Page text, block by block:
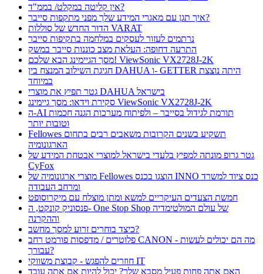
אין קליטה במקלט/ בממ"ד?
איך תגן עם מאגרי המידע שלך מפני מתקפות סייבר?
הדור החדש של סוללות VARAT
נרתמים לעזור לעסקים במלחמה בתקיפות סייבר
התרעה דחופה: העלאת מצב כוננות סייבר במשק
מסך הגיימינג הבא שלכם! ViewSonic VX2728J-2K
חגיגת השילוב המנצח בין DAHUA ו- GETTER היתה נוצצת
במיוחד
גטר תפיץ את מוצרי DAHUA בישראל
סקירת וידאו: מסך גיימינג ViewSonic VX2728J-2K
ה-AI תורמת לגידול בסייבר – ולפיתוח מערכות הגנה חכמות
וטובות יותר
Fellowes תשקיע בשנים הקרובות משאבים רבים בתחום
הארגונומיה
גטר גרופ מונתה למפיץ בלעדי בישראל למוצרי אבטחת המידע של
CyFox
מוצרי ארגונומיה של Fellowes הוצגו בכנס INNO כנס ציוד למשרד
ומרחב העבודה
חמשת הצעדים העיקריים למשא ומתן מוצלח עם מיקרוסופט
פנסוניק קונקט, ה- One Stop Shop של עולם המולטימדיה
וההקרנה
כיצד בוחרים זרוע למסך מחשב?
פלוטרים / מדפסות פורמט רחב CANON - מה הם יכולים לעשות
עבורך?
חוזרים להפגש - קבוצת משווקי IT
האם אתה פחות פעיל מסבא שלך? יכול להיות אם אתה עובד